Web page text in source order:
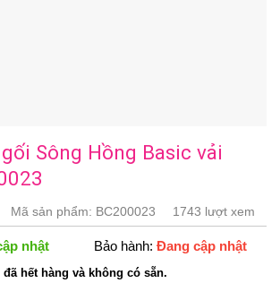
Sông Hồng Basic vải
Mã sản phẩm: BC200023 1743 lượt xem
nhật Bảo hành: Đang cập nhật
hết hàng và không có sẵn.